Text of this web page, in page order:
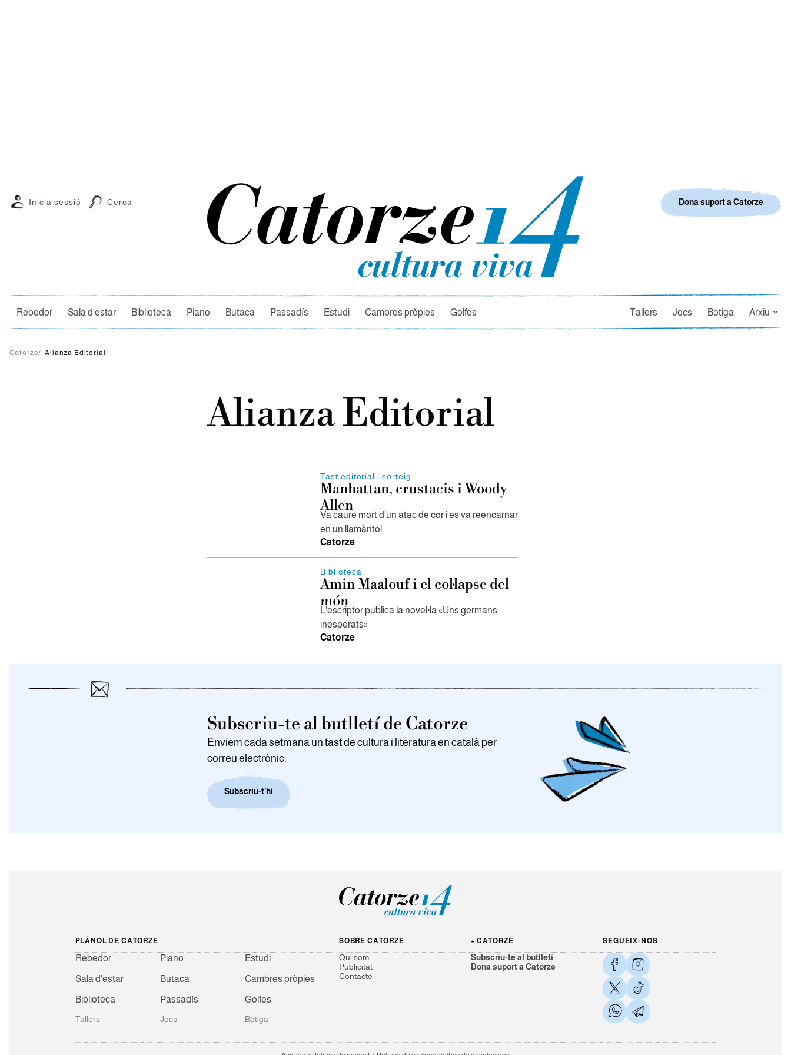
Cercador
Inicia sessió Cerca
Rebedor Sala d'estar Biblioteca Piano Butaca Passadís Estudi Cambres pròpies Golfes Tallers Jocs Botiga Arxiu
Dona suport a Catorze
Catorze/ Alianza Editorial
Alianza Editorial
Tast editorial i sorteig
Manhattan, crustacis i Woody
Allen
Va caure mort d’un atac de cor i es va reencarnar
en un llamàntol
Catorze
Biblioteca
Amin Maalouf i el col·lapse del
món
L'escriptor publica la novel·la «Uns germans
inesperats»
Catorze
Subscriu-te al butlletí de Catorze
Enviem cada setmana un tast de cultura i literatura en català per
correu electrònic.
Subscriu-t’hi
PLÀNOL DE CATORZE
Rebedor
Sala d'estar
Biblioteca
Piano
Butaca
Passadís
Estudi
Cambres pròpies
Golfes
Tallers Jocs Botiga
SOBRE CATORZE
Qui som
Publicitat
Contacte
+ CATORZE
Subscriu-te al butlletí
Dona suport a Catorze
SEGUEIX-NOS